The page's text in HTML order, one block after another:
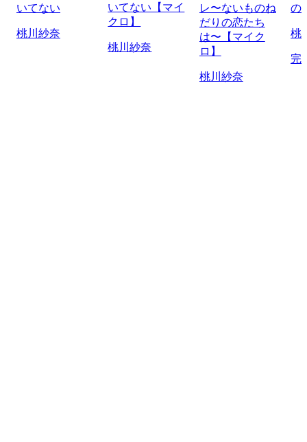
いてない
桃川紗奈
いてない【マイ
クロ】
桃川紗奈
レ〜ないものね
だりの恋たち
は〜【マイク
ロ】
桃川紗奈
の
桃
完